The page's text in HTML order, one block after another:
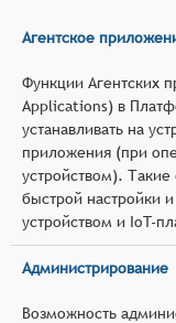
Агентское
Функции Агентских
Applications) в
устанавливать на
приложения (при
устройством).
быстрой настройки
устройством и IoT-
Администрирование
Возможность